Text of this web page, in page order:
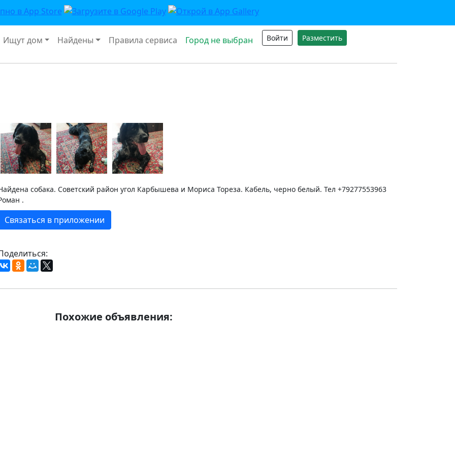
Ищут дом Найдены Правила сервиса Город не выбран Войти Разместить
собака. Советский район угол Карбышева и Мориса Тореза. Кабель, черно белый. Тел +79277553963
.
Связаться в приложении
Похожие объявления: